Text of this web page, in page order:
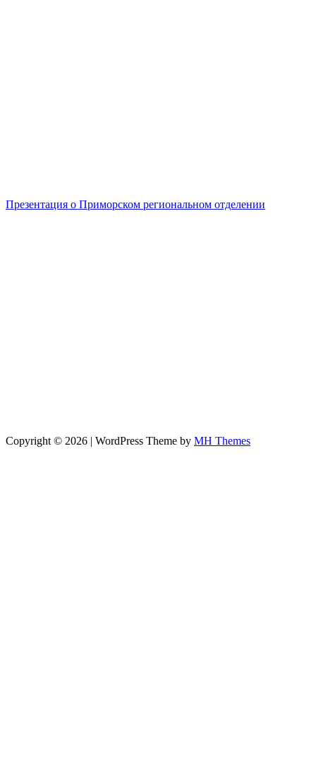
Презентация о Приморском региональном отделении
Copyright © 2026 | WordPress Theme by MH Themes